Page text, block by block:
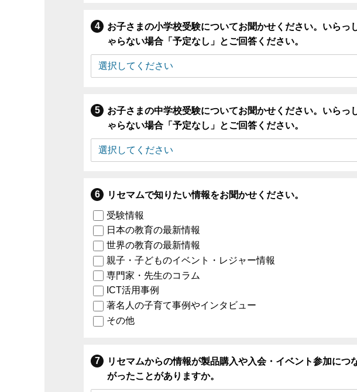
お子さまの小学校受験についてお聞かせください。いらっ
ゃらない場合「予定なし」とご回答ください。
お子さまの中学校受験についてお聞かせください。いらっ
ゃらない場合「予定なし」とご回答ください。
リセマムで知りたい情報をお聞かせください。
受験情報
日本の教育の最新情報
世界の教育の最新情報
親子・子どものイベント・レジャー情報
専門家・先生のコラム
ICT活用事例
著名人の子育て事例やインタビュー
その他
リセマムからの情報が製品購入や入会・イベント参加につ
がったことがありますか。